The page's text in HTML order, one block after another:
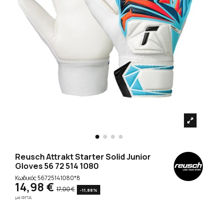
Reusch Attrakt Starter Solid Junior
Gloves 56 72 514 1080
Κωδικός56725141080*8
14,98 € 17,00 €
-11,88%
με ΦΠΑ